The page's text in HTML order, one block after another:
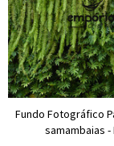
Fundo Fotográfico
samambaias -